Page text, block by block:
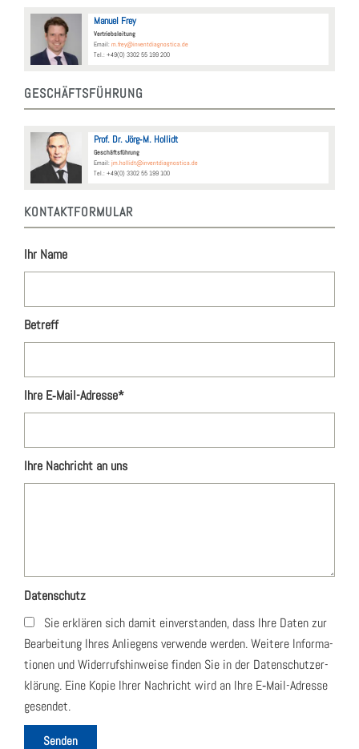
Manu­el Frey
Ver­triebs­lei­tung
Email: m.frey@inventdiagnostica.de
Tel.: +49(0) 3302 55 199 200
GESCHÄFTS­FÜH­RUNG
Prof. Dr. Jörg‑M. Hol­lidt
Geschäfts­füh­rung
Email: jm.hollidt@inventdiagnostica.de
Tel.: +49(0) 3302 55 199 100
KON­TAKT­FOR­MU­LAR
Ihr Name
Betreff
Ihre E‑Mail-Adres­se*
Ihre Nach­richt an uns
Daten­schutz
Sie erklä­ren sich damit ein­ver­stan­den, dass Ihre Daten zur
Bear­bei­tung Ihres Anlie­gens ver­wen­de wer­den. Wei­te­re Infor­ma­
tio­nen und Wider­rufs­hin­wei­se fin­den Sie in der Daten­schutz­er­
klä­rung. Eine Kopie Ihrer Nach­richt wird an Ihre E‑Mail-Adres­se
gesen­det.
Senden